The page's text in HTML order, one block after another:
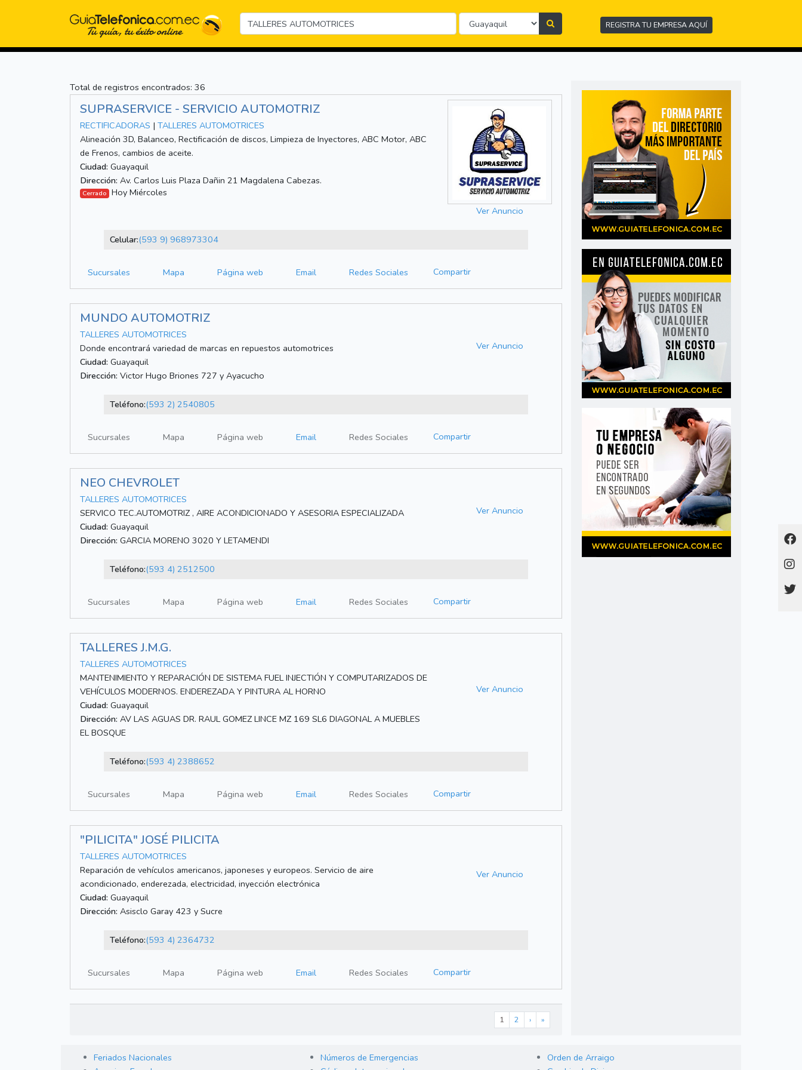
REGISTRA TU EMPRESA AQUÍ
Total de registros encontrados: 36
SUPRASERVICE - SERVICIO AUTOMOTRIZ
RECTIFICADORAS | TALLERES AUTOMOTRICES
Alineación 3D, Balanceo, Rectificación de discos, Limpieza de Inyectores, ABC Motor, ABC
de Frenos, cambios de aceite.
Ciudad: Guayaquil
Dirección: Av. Carlos Luis Plaza Dañin 21 Magdalena Cabezas.
Cerrado Hoy Miércoles
Ver Anuncio
Celular:(593 9) 968973304
Sucursales Mapa Página web Email Redes Sociales Compartir
MUNDO AUTOMOTRIZ
TALLERES AUTOMOTRICES
Donde encontrará variedad de marcas en repuestos automotrices
Ciudad: Guayaquil
Dirección: Victor Hugo Briones 727 y Ayacucho
Ver Anuncio
Teléfono:(593 2) 2540805
Sucursales Mapa Página web Email Redes Sociales Compartir
NEO CHEVROLET
TALLERES AUTOMOTRICES
SERVICO TEC.AUTOMOTRIZ , AIRE ACONDICIONADO Y ASESORIA ESPECIALIZADA
Ciudad: Guayaquil
Dirección: GARCIA MORENO 3020 Y LETAMENDI
Ver Anuncio
Teléfono:(593 4) 2512500
Sucursales Mapa Página web Email Redes Sociales Compartir
TALLERES J.M.G.
TALLERES AUTOMOTRICES
MANTENIMIENTO Y REPARACIÓN DE SISTEMA FUEL INJECTIÓN Y COMPUTARIZADOS DE
VEHÍCULOS MODERNOS. ENDEREZADA Y PINTURA AL HORNO
Ciudad: Guayaquil
Dirección: AV LAS AGUAS DR. RAUL GOMEZ LINCE MZ 169 SL6 DIAGONAL A MUEBLES
EL BOSQUE
Ver Anuncio
Teléfono:(593 4) 2388652
Sucursales Mapa Página web Email Redes Sociales Compartir
"PILICITA" JOSÉ PILICITA
TALLERES AUTOMOTRICES
Reparación de vehículos americanos, japoneses y europeos. Servicio de aire
acondicionado, enderezada, electricidad, inyección electrónica
Ciudad: Guayaquil
Dirección: Asisclo Garay 423 y Sucre
Ver Anuncio
Teléfono:(593 4) 2364732
Sucursales Mapa Página web Email Redes Sociales Compartir
1 2 › »
Feriados Nacionales
Números de Emergencias
Orden de Arraigo